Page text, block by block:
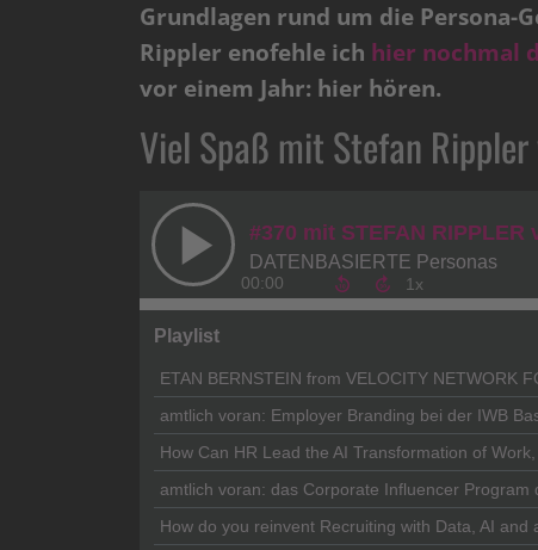
Grundlagen rund um die Persona-
Rippler enofehle ich hier nochmal
vor einem Jahr: hier hören.
Viel Spaß mit Stefan